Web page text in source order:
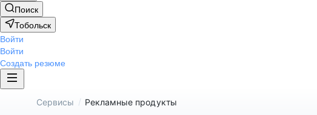
Поиск
Тобольск
Войти
Войти
Создать резюме
Сервисы / Рекламные продукты